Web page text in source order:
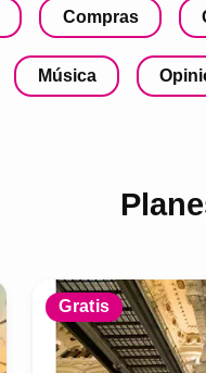
Compras
Música
Gratis